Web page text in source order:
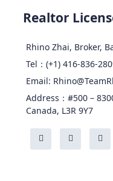
Realtor
Rhino Zhai, Broker,
Tel：(+1) 416-836-
Email:
Address：#500 –
Canada, L3R 9Y7